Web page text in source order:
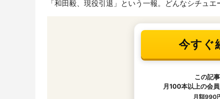
「和田毅、現役引退」という一報。どんなシチュ